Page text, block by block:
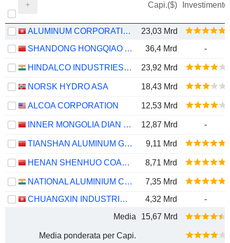
Capi.($) Investimento
ALUMINUM CORPORATION OF CHINA LIMITED
23,03 Mrd
SHANDONG HONGQIAO ALUMINUM INDUSTRY HOLDING COMPANY LIMITED
36,4 Mrd -
HINDALCO INDUSTRIES LIMITED 23,92 Mrd
NORSK HYDRO ASA 18,43 Mrd
ALCOA CORPORATION 12,53 Mrd
INNER MONGOLIA DIAN TOU ENERGY CORPORATION LIMITED 12,87 Mrd -
TIANSHAN ALUMINUM GROUP CO.,LTD 9,11 Mrd
HENAN SHENHUO COAL INDUSTRY AND ELECTRICITY POWER CO. LTD 8,71 Mrd
NATIONAL ALUMINIUM COMPANY LIMITED
7,35 Mrd
CHUANGXIN INDUSTRIES HOLDINGS LIMITED
4,32 Mrd
-
Media
15,67 Mrd
Media ponderata per Capi.